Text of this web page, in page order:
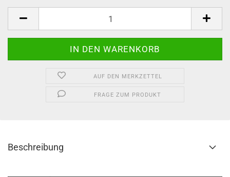
AUF DEN MERKZETTEL
FRAGE ZUM PRODUKT
Beschreibung